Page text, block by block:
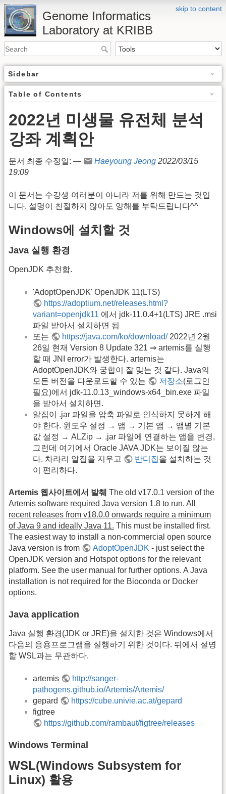
skip to content
Genome Informatics
Laboratory at KRIBB
Sidebar
Table of Contents
2022년 미생물 유전체 분석
강좌 계획안
문서 최종 수정일: — Haeyoung Jeong 2022/03/15
19:09
이 문서는 수강생 여러분이 아니라 저를 위해 만드는 것입
니다. 설명이 친절하지 않아도 양해를 부탁드립니다^^
Windows에 설치할 것
Java 실행 환경
OpenJDK 추천함.
'AdoptOpenJDK' OpenJDK 11(LTS)
https://adoptium.net/releases.html?
variant=openjdk11 에서 jdk-11.0.4+1(LTS) JRE .msi
파일 받아서 설치하면 됨
또는
https://java.com/ko/download/2022년 2월
26일 현재 Version 8 Update 321 ⇒ artemis를 실행
할 때 JNI error가 발생한다. artemis는
AdoptOpenJDK와 궁합이 잘 맞는 것 같다. Java의
모든 버전을 다운로드할 수 있는
저장소(로그인
필요)에서 jdk-11.0.13_windows-x64_bin.exe 파일
을 받아서 설치하면.
알집이 .jar 파일을 압축 파일로 인식하지 못하게 해
야 한다. 윈도우 설정 → 앱 → 기본 앱 → 앱별 기본
값 설정 → ALZip → .jar 파일에 연결하는 앱을 변경,
그런데 여기에서 Oracle JAVA JDK는 보이질 않는
다. 차라리 알집을 지우고
반디집을 설치하는 것
이 편리하다.
Artemis 웹사이트에서 발췌 The old v17.0.1 version of the
Artemis software required Java version 1.8 to run. All
recent releases from v18.0.0 onwards require a minimum
of Java 9 and ideally Java 11. This must be installed first.
The easiest way to install a non-commercial open source
Java version is from
AdoptOpenJDK - just select the
OpenJDK version and Hotspot options for the relevant
platform. See the user manual for further options. A Java
installation is not required for the Bioconda or Docker
options.
Java application
Java 실행 환경(JDK or JRE)을 설치한 것은 Windows에서
다음의 응용프로그램을 실행하기 위한 것이다. 뒤에서 설명
할 WSL과는 무관하다.
artemis
http://sanger-
pathogens.github.io/Artemis/Artemis/
gepard
https://cube.univie.ac.at/gepard
figtree
https://github.com/rambaut/figtree/releases
Windows Terminal
WSL(Windows Subsystem for
Linux) 활용